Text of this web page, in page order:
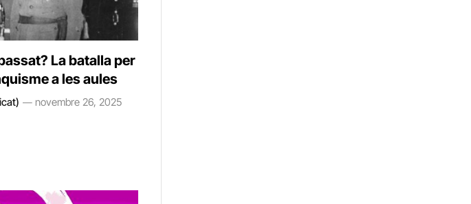
La batalla per
a les aules
novembre 26, 2025